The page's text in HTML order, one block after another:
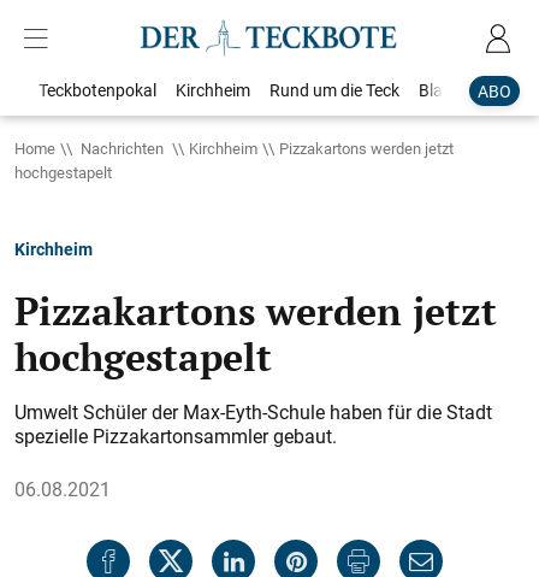
ABO
Teckbotenpokal Kirchheim Rund um die Teck Blaulicht
Home Nachrichten Kirchheim
Pizzakartons werden jetzt
hochgestapelt
Kirchheim
Pizzakartons werden jetzt
hochgestapelt
Umwelt Schüler der Max-Eyth-Schule haben für die Stadt
spezielle Pizzakartonsammler gebaut.
06.08.2021